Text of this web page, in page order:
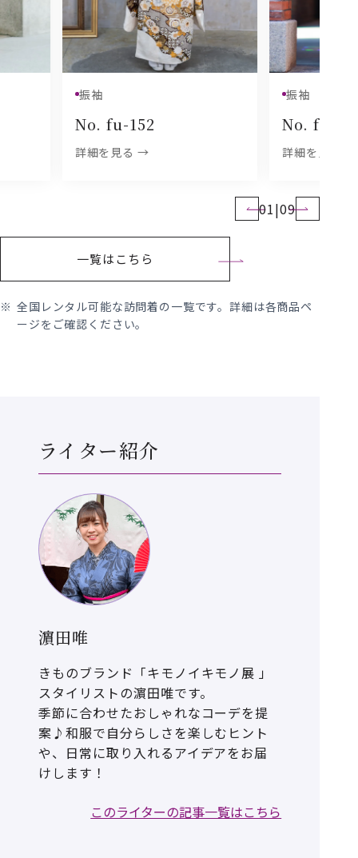
振袖
No. fu-152
詳細を見る →
振袖
No. fu-
詳細を見る →
01|09
一覧はこちら
全国レンタル可能な訪問着の一覧です。詳細は各商品ペ
ージをご確認ください。
ライター紹介
濵田唯
きものブランド「キモノイキモノ展 」
スタイリストの濵田唯です。
季節に合わせたおしゃれなコーデを提
案♪和服で自分らしさを楽しむヒント
や、日常に取り入れるアイデアをお届
けします！
このライターの記事一覧はこちら